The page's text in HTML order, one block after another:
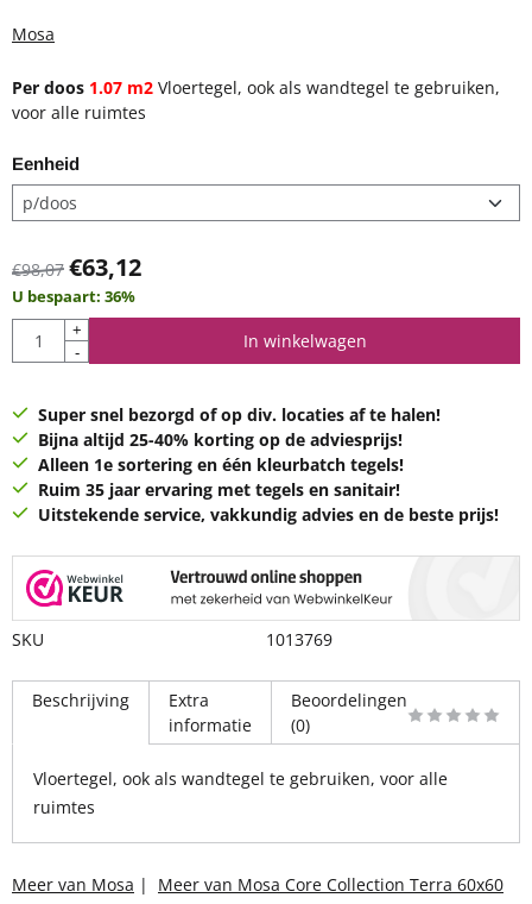
Mosa
Per doos 1.07 m2 Vloertegel, ook als wandtegel te gebruiken,
voor alle ruimtes
Eenheid
€98,07 €63,12
U bespaart: 36%
Aantal
+
-
In winkelwagen
Super snel bezorgd of op div. locaties af te halen!
Bijna altijd 25-40% korting op de adviesprijs!
Alleen 1e sortering en één kleurbatch tegels!
Ruim 35 jaar ervaring met tegels en sanitair!
Uitstekende service, vakkundig advies en de beste prijs!
SKU 1013769
Beschrijving
Extra
informatie
Beoordelingen
(0)
Vloertegel, ook als wandtegel te gebruiken, voor alle
ruimtes
Meer van Mosa | Meer van Mosa Core Collection Terra 60x60